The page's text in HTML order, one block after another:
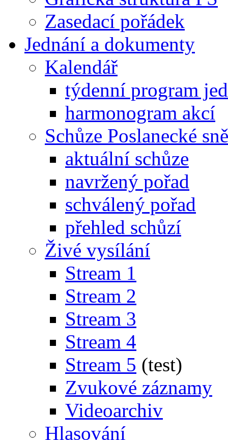
Zasedací pořádek
Jednání a dokumenty
Kalendář
týdenní program
harmonogram akcí
Schůze Poslanecké
aktuální schůze
navržený pořad
schválený pořad
přehled schůzí
Živé vysílání
Stream 1
Stream 2
Stream 3
Stream 4
Stream 5 (test)
Zvukové záznamy
Videoarchiv
Hlasování